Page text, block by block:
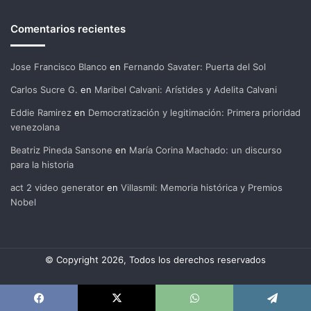
Comentarios recientes
Jose Francisco Blanco en Fernando Savater: Puerta del Sol
Carlos Sucre G. en Maribel Calvani: Arístides y Adelita Calvani
Eddie Ramirez en Democratización y legitimación: Primera prioridad
venezolana
Beatriz Pineda Sansone en María Corina Machado: un discurso
para la historia
act 2 video generator en Villasmil: Memoria histórica y Premios
Nobel
© Copyright 2026, Todos los derechos reservados